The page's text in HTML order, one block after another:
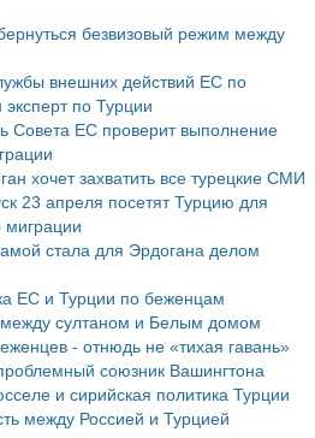
безвизовый режим между
внешних действий ЕС по
по Турции
Совета ЕС проверит выполнение
хочет захватить все турецкие СМИ
23 апреля посетят Турцию для
миграции
стала для Эрдогана делом
ЕС и Турции по беженцам
между султаном и Белым домом
- отнюдь не «тихая гавань»
союзник Вашингтона
и сирийская политика Турции
между Россией и Турцией